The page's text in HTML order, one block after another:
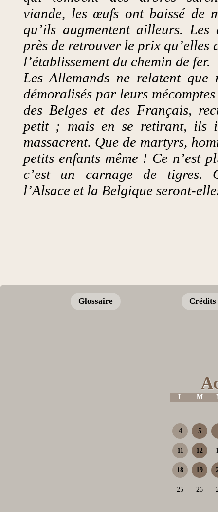
viande, les œufs ont baissé de
qu’ils augmentent ailleurs. Les
près de retrouver le prix qu’elles
l’établissement du chemin de fer.
Les Allemands ne relatent que
démoralisés par leurs
des Belges et des Français,
petit ; mais en se retirant, ils
massacrent. Que de martyrs,
petits enfants même ! Ce n’est
c’est un carnage de tigres.
l’Alsace et la Belgique seront-
Glossaire Crédits
L M
4 5
11 12
18 19
25 26